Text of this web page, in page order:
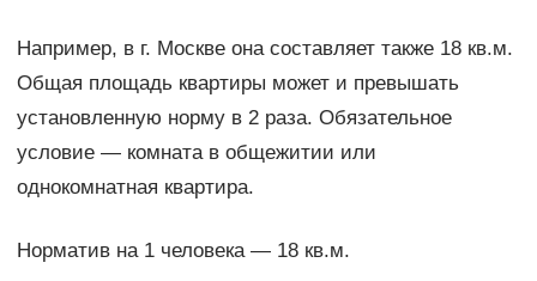
Например, в г. Москве она составляет также 18 кв.м.
Общая площадь квартиры может и превышать
установленную норму в 2 раза. Обязательное
условие — комната в общежитии или
однокомнатная квартира.
Норматив на 1 человека — 18 кв.м.